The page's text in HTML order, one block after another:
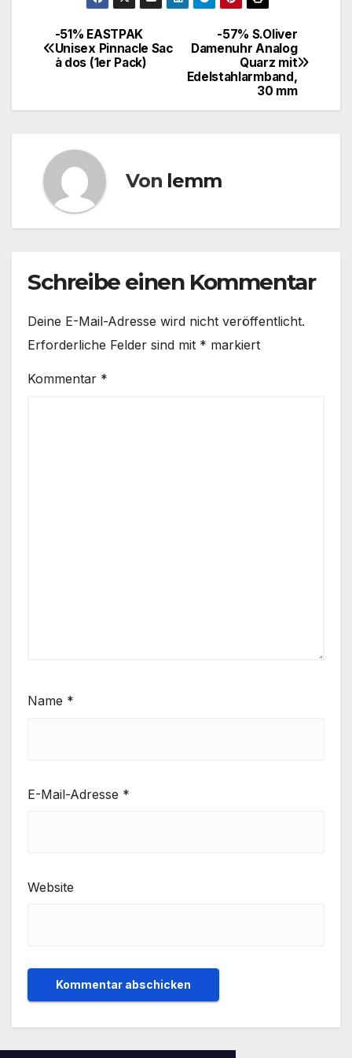
-57% S.Oliver
Damenuhr Analog
Quarz mit
Edelstahlarmband,
30 mm
-51% EASTPAK
Unisex Pinnacle Sac
à dos (1er Pack)
Von lemm
Schreibe einen Kommentar
Deine E-Mail-Adresse wird nicht veröffentlicht.
Erforderliche Felder sind mit * markiert
Kommentar *
Name *
E-Mail-Adresse *
Website